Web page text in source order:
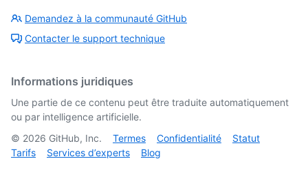
Demandez à la communauté GitHub
Contacter le support technique
Informations juridiques
Une partie de ce contenu peut être traduite automatiquement
ou par intelligence artificielle.
© 2026 GitHub, Inc. Termes Confidentialité
Statut
Tarifs
Services d’experts Blog